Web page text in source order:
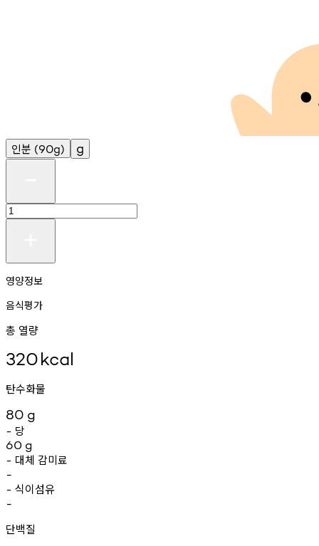
인분 (90g) g
영양정보
음식평가
총 열량
320kcal
탄수화물
80 g
- 당
60 g
- 대체 감미료
-
- 식이섬유
-
단백질